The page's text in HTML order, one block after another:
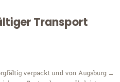
Transport
verpackt und von Augsburg →